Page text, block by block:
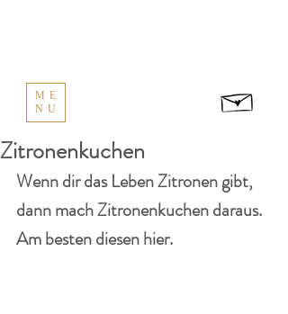
ME
NU
Zitronenkuchen
Wenn dir das Leben Zitronen gibt,
dann mach Zitronenkuchen daraus.
Am besten diesen hier.